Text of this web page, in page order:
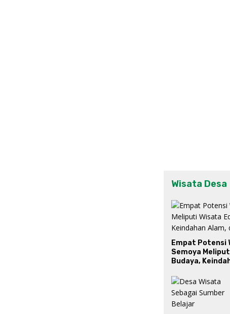
Wisata Desa
Empat Potensi
Semoya
Budaya,